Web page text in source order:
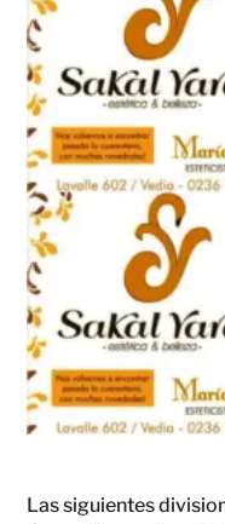
Las siguientes